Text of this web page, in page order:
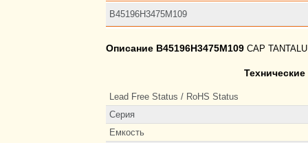
B45196H3475M109
Описание B45196H3475M109 CAP
Технические
Lead Free Status / RoHS Status
Серия
Емкость